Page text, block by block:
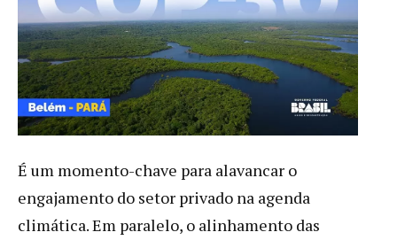
É um momento-chave para alavancar o
engajamento do setor privado na agenda
climática. Em paralelo, o alinhamento das